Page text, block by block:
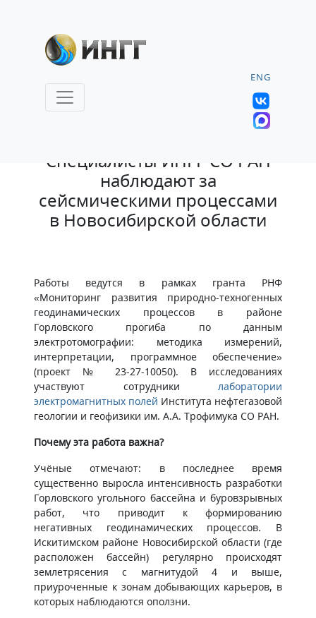
ENG
Специалисты ИНГГ СО РАН
наблюдают за
сейсмическими процессами
в Новосибирской области
Работы ведутся в рамках гранта РНФ
«Мониторинг развития природно-техногенных
геодинамических процессов в районе
Горловского прогиба по данным
электротомографии: методика измерений,
интерпретации, программное обеспечение»
(проект № 23-27-10050). В исследованиях
участвуют сотрудники лаборатории
электромагнитных полей Института нефтегазовой
геологии и геофизики им. А.А. Трофимука СО РАН.
Почему эта работа важна?
Учёные отмечают: в последнее время
существенно выросла интенсивность разработки
Горловского угольного бассейна и буровзрывных
работ, что приводит к формированию
негативных геодинамических процессов. В
Искитимском районе Новосибирской области (где
расположен бассейн) регулярно происходят
землетрясения с магнитудой 4 и выше,
приуроченные к зонам добывающих карьеров, в
которых наблюдаются оползни.